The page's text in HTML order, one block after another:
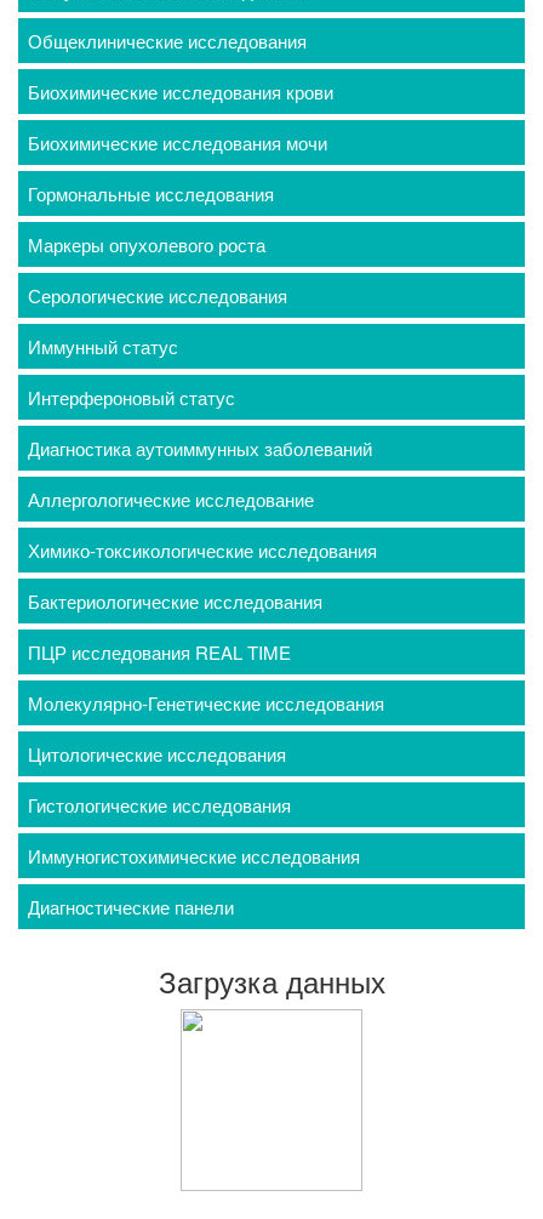
Общеклинические исследования
Биохимические исследования крови
Биохимические исследования мочи
Гормональные исследования
Маркеры опухолевого роста
Серологические исследования
Иммунный статус
Интерфероновый статус
Диагностика аутоиммунных заболеваний
Аллергологические исследование
Химико-токсикологические исследования
Бактериологические исследования
ПЦР исследования REAL TIME
Молекулярно-Генетические исследования
Цитологические исследования
Гистологические исследования
Иммуногистохимические исследования
Диагностические панели
Загрузка данных